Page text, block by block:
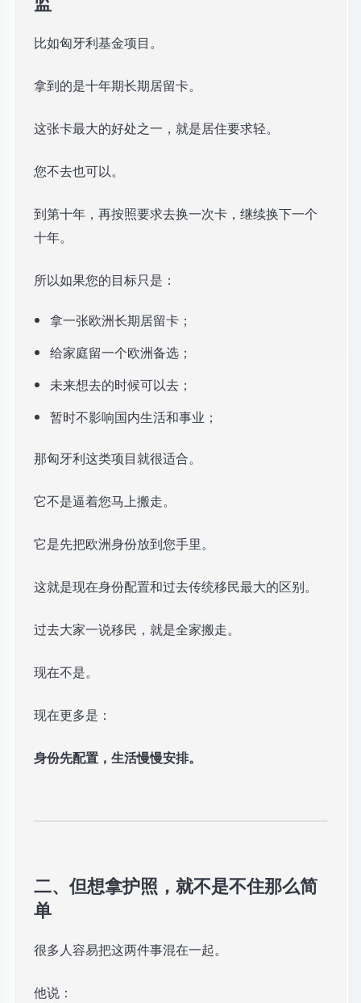
比如匈牙利基金项目。
拿到的是十年期长期居留卡。
这张卡最大的好处之一，就是居住要求轻。
您不去也可以。
到第十年，再按照要求去换一次卡，继续换下一个
十年。
所以如果您的目标只是：
拿一张欧洲长期居留卡；
给家庭留一个欧洲备选；
未来想去的时候可以去；
暂时不影响国内生活和事业；
那匈牙利这类项目就很适合。
它不是逼着您马上搬走。
它是先把欧洲身份放到您手里。
这就是现在身份配置和过去传统移民最大的区别。
过去大家一说移民，就是全家搬走。
现在不是。
现在更多是：
身份先配置，生活慢慢安排。
二、但想拿护照，就不是不住那么简
单
很多人容易把这两件事混在一起。
他说：